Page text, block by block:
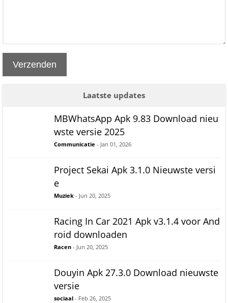
Verzenden
Laatste updates
MBWhatsApp Apk 9.83 Download nieu
wste versie 2025
Communicatie - Jan 01, 2026
Project Sekai Apk 3.1.0 Nieuwste versi
e
Muziek - Jun 20, 2025
Racing In Car 2021 Apk v3.1.4 voor And
roid downloaden
Racen - Jun 20, 2025
Douyin Apk 27.3.0 Download nieuwste
versie
sociaal - Feb 26, 2025